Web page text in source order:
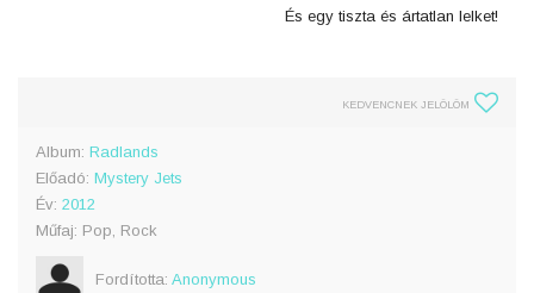
És egy tiszta és ártatlan lelket!
KEDVENCNEK JELÖLÖM
Album: Radlands
Előadó: Mystery Jets
Év: 2012
Műfaj: Pop, Rock
Fordította: Anonymous